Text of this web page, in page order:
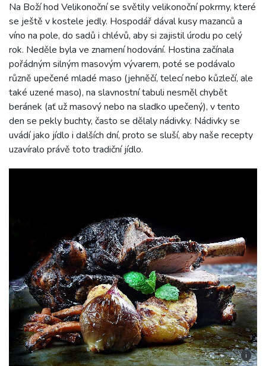
Na Boží hod Velikonoční se světily velikonoční pokrmy, které
se ještě v kostele jedly. Hospodář dával kusy mazanců a
víno na pole, do sadů i chlévů, aby si zajistil úrodu po celý
rok. Neděle byla ve znamení hodování. Hostina začínala
pořádným silným masovým vývarem, poté se podávalo
různě upečené mladé maso (jehněčí, telecí nebo kůzlečí, ale
také uzené maso), na slavnostní tabuli nesměl chybět
beránek (ať už masový nebo na sladko upečený), v tento
den se pekly buchty, často se dělaly nádivky. Nádivky se
uvádí jako jídlo i dalších dní, proto se sluší, aby naše recepty
uzavíralo právě toto tradiční jídlo.
i